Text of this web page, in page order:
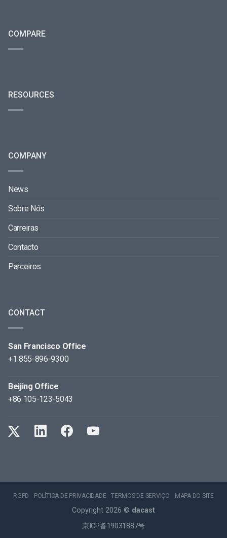
COMPARE
RESOURCES
COMPANY
News
Sobre Nós
Carreiras
Contacto
Parceiros
CONTACT
San Francisco Office
+1 855-896-9300
Beijing Office
+86 105-123-5043
RGPD POLÍTICA DE PRIVACIDADE TERMOS DE SERVIÇO MAPA DO SITE
Copyright 2026 © dacast
京ICP备19031887号